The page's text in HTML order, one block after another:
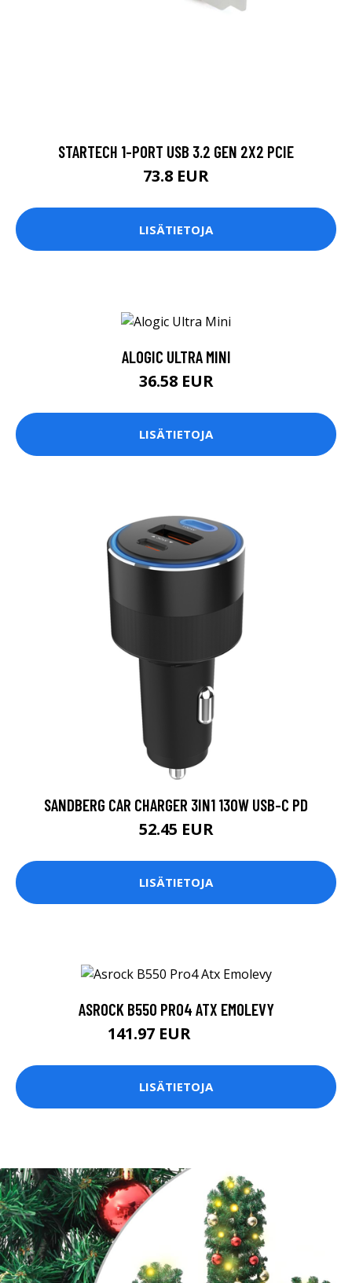
STARTECH 1-PORT USB 3.2 GEN 2X2 PCIE
73.8 EUR
LISÄTIETOJA
ALOGIC ULTRA MINI
36.58 EUR
LISÄTIETOJA
SANDBERG CAR CHARGER 3IN1 130W USB-C PD
52.45 EUR
LISÄTIETOJA
ASROCK B550 PRO4 ATX EMOLEVY
141.97 EUR
LISÄTIETOJA